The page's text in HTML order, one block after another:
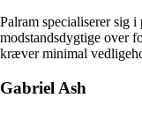
Palram specialiserer sig
modstandsdygtige over
kræver minimal
Gabriel Ash